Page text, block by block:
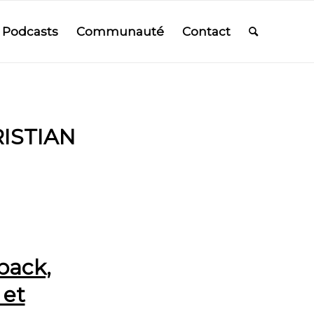
Podcasts Communauté Contact
et